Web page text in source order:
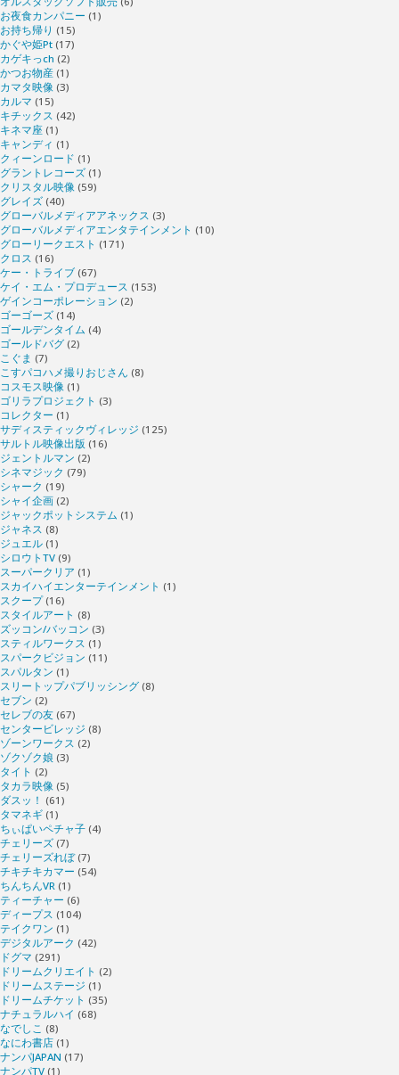
お夜食カンパニー (1)
お持ち帰り (15)
かぐや姫Pt (17)
カゲキっch (2)
かつお物産 (1)
カマタ映像 (3)
カルマ (15)
キチックス (42)
キネマ座 (1)
キャンディ (1)
クィーンロード (1)
グラントレコーズ (1)
クリスタル映像 (59)
グレイズ (40)
グローバルメディアアネックス (3)
グローバルメディアエンタテインメント (10)
グローリークエスト (171)
クロス (16)
ケー・トライブ (67)
ケイ・エム・プロデュース (153)
ゲインコーポレーション (2)
ゴーゴーズ (14)
ゴールデンタイム (4)
ゴールドバグ (2)
こぐま (7)
こすパコハメ撮りおじさん (8)
コスモス映像 (1)
ゴリラプロジェクト (3)
コレクター (1)
サディスティックヴィレッジ (125)
サルトル映像出版 (16)
ジェントルマン (2)
シネマジック (79)
シャーク (19)
シャイ企画 (2)
ジャックポットシステム (1)
ジャネス (8)
ジュエル (1)
シロウトTV (9)
スーパークリア (1)
スカイハイエンターテインメント (1)
スクープ(16)
スタイルアート (8)
ズッコン/バッコン (3)
スティルワークス (1)
スパークビジョン (11)
スパルタン (1)
スリートップパブリッシング (8)
セブン (2)
セレブの友 (67)
センタービレッジ (8)
ゾーンワークス (2)
ゾクゾク娘 (3)
タイト (2)
タカラ映像 (5)
ダスッ！ (61)
タマネギ (1)
ちぃぱいペチャ子 (4)
チェリーズ (7)
チェリーズれぼ(7)
チキチキカマー (54)
ちんちんVR (1)
ティーチャー (6)
ディープス (104)
テイクワン (1)
デジタルアーク (42)
ドグマ (291)
ドリームクリエイト (2)
ドリームステージ (1)
ドリームチケット (35)
ナチュラルハイ (68)
なでしこ (8)
なにわ書店 (1)
ナンパJAPAN (17)
ナンパTV (1)